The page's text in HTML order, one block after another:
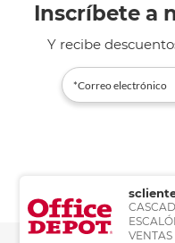
Inscríbete a
Y recibe